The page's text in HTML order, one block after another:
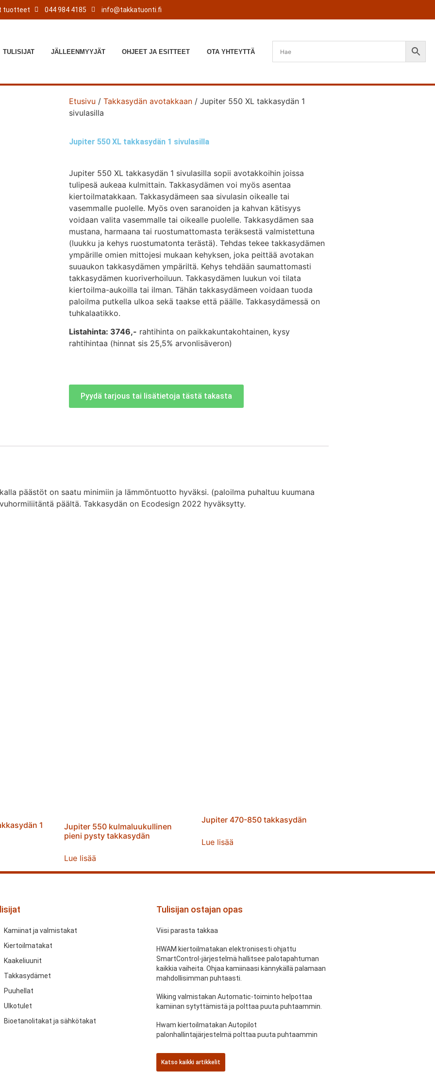
tuotteet 044 984 4185 info@takkatuonti.fi
TULISIJAT JÄLLEENMYYJÄT OHJEET JA ESITTEET OTA YHTEYTTÄ
Etusivu / Takkasydän avotakkaan / Jupiter 550 XL takkasydän 1
sivulasilla
Jupiter 550 XL takkasydän 1 sivulasilla
Jupiter 550 XL takkasydän 1 sivulasilla sopii avotakkoihin joissa
tulipesä aukeaa kulmittain. Takkasydämen voi myös asentaa
kiertoilmatakkaan. Takkasydämeen saa sivulasin oikealle tai
vasemmalle puolelle. Myös oven saranoiden ja kahvan kätisyys
voidaan valita vasemmalle tai oikealle puolelle. Takkasydämen saa
mustana, harmaana tai ruostumattomasta teräksestä valmistettuna
(luukku ja kehys ruostumatonta terästä). Tehdas tekee takkasydämen
ympärille omien mittojesi mukaan kehyksen, joka peittää avotakan
suuaukon takkasydämen ympäriltä. Kehys tehdään saumattomasti
takkasydämen kuoriverhoiluun. Takkasydämen luukun voi tilata
kiertoilma-aukoilla tai ilman. Tähän takkasydämeen voidaan tuoda
paloilma putkella ulkoa sekä taakse että päälle. Takkasydämessä on
tuhkalaatikko.
Listahinta: 3746,- rahtihinta on paikkakuntakohtainen, kysy
rahtihintaa (hinnat sis 25,5% arvonlisäveron)
Pyydä tarjous tai lisätietoja tästä takasta
päästöt on saatu minimiin ja lämmöntuotto hyväksi. (paloilma puhaltuu kuumana
päältä. Takkasydän on Ecodesign 2022 hyväksytty.
1
Jupiter 550 kulmaluukullinen
pieni pysty takkasydän
Lue lisää
Jupiter 470-850 takkasydän
Lue lisää
Kamiinat ja valmistakat
Kiertoilmatakat
Kaakeliuunit
Takkasydämet
Puuhellat
Ulkotulet
Bioetanolitakat ja sähkötakat
Tulisijan ostajan opas
Viisi parasta takkaa
HWAM kiertoilmatakan elektronisesti ohjattu
SmartControl-järjestelmä hallitsee palotapahtuman
kaikkia vaiheita. Ohjaa kamiinaasi kännykällä palamaan
mahdollisimman puhtaasti.
Wiking valmistakan Automatic-toiminto helpottaa
kamiinan sytyttämistä ja polttaa puuta puhtaammin.
Hwam kiertoilmatakan Autopilot
palonhallintajärjestelmä polttaa puuta puhtaammin
Katso kaikki artikkelit